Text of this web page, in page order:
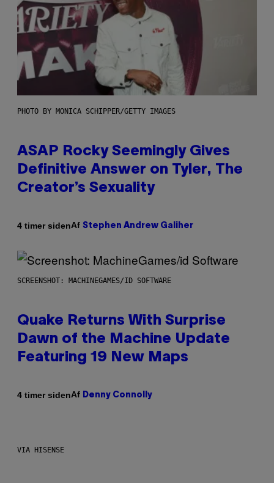
PHOTO BY MONICA SCHIPPER/GETTY IMAGES
ASAP Rocky Seemingly Gives
Definitive Answer on Tyler, The
Creator’s Sexuality
4 timer sidenAf Stephen Andrew Galiher
SCREENSHOT: MACHINEGAMES/ID SOFTWARE
Quake Returns With Surprise
Dawn of the Machine Update
Featuring 19 New Maps
4 timer sidenAf Denny Connolly
VIA HISENSE